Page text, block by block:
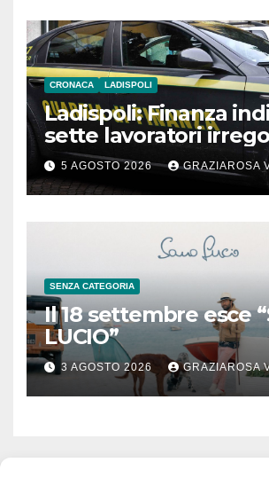
CRONACA LADISPOLI
Ladispoli: Finanza
sette lavoratori
5 AGOSTO 2026 GRAZIAROSA
SENZA CATEGORIA
Il 18 settembre esce
LUCIO”
3 AGOSTO 2026 GRAZIAROSA